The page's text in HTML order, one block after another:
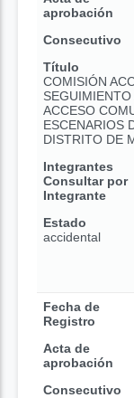
aprobación
Consecutivo
Título
COMISIÓN
SEGUIMIENTO
ACCESO
ESCENARIOS
DISTRITO DE
Integrantes
Consultar por
Integrante
Estado
accidental
Fecha de
Registro
Acta de
aprobación
Consecutivo